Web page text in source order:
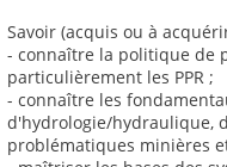
Savoir (acquis ou à
- connaître la politique de
particulièrement les PPR ;
- connaître les
d'hydrologie/hydraulique,
problématiques minières